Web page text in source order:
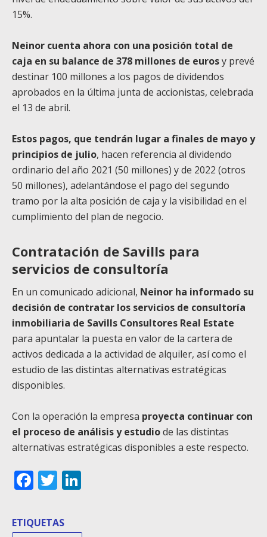
15%.
Neinor cuenta ahora con una posición total de
caja en su balance de 378 millones de eurosy prevé
destinar 100 millones a los pagos de dividendos
aprobados en la última junta de accionistas, celebrada
el 13 de abril.
Estos pagos, que tendrán lugar a finales de mayo y
principios de julio, hacen referencia al dividendo
ordinario del año 2021 (50 millones) y de 2022 (otros
50 millones), adelantándose el pago del segundo
tramo por la alta posición de caja y la visibilidad en el
cumplimiento del plan de negocio.
Contratación de Savills para
servicios de consultoría
En un comunicado adicional, Neinor ha informado su
decisión de contratar los servicios de consultoría
inmobiliaria de Savills Consultores Real Estate
para apuntalar la puesta en valor de la cartera de
activos dedicada a la actividad de alquiler, así como el
estudio de las distintas alternativas estratégicas
disponibles.
Con la operación la empresa proyecta continuar con
el proceso de análisis y estudiode las distintas
alternativas estratégicas disponibles a este respecto.
Facebook
Twitter
ETIQUETAS